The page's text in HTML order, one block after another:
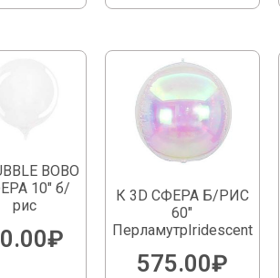
BOBO
10″ б/
рис
₽
К 3D СФЕРА Б/РИС
60″
ПерламутрIridescent
575.00₽